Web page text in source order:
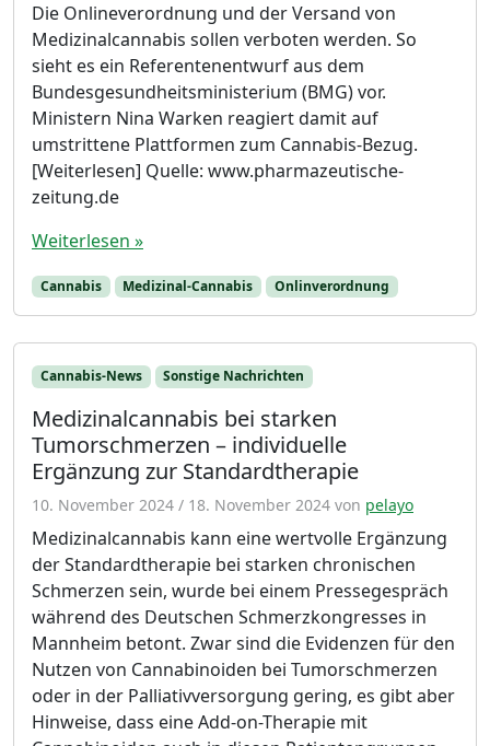
Die Onlineverordnung und der Versand von
Medizinalcannabis sollen verboten werden. So
sieht es ein Referentenentwurf aus dem
Bundesgesundheitsministerium (BMG) vor.
Ministern Nina Warken reagiert damit auf
umstrittene Plattformen zum Cannabis-Bezug.
[Weiterlesen] Quelle: www.pharmazeutische-
zeitung.de
Weiterlesen »
Cannabis Medizinal-Cannabis Onlinverordnung
Cannabis-News Sonstige Nachrichten
Medizinalcannabis bei starken
Tumorschmerzen – individuelle
Ergänzung zur Standardtherapie
10. November 2024 / 18. November 2024 von pelayo
Medizinalcannabis kann eine wertvolle Ergänzung
der Standardtherapie bei starken chronischen
Schmerzen sein, wurde bei einem Pressegespräch
während des Deutschen Schmerzkongresses in
Mannheim betont. Zwar sind die Evidenzen für den
Nutzen von Cannabinoiden bei Tumorschmerzen
oder in der Palliativversorgung gering, es gibt aber
Hinweise, dass eine Add-on-Therapie mit